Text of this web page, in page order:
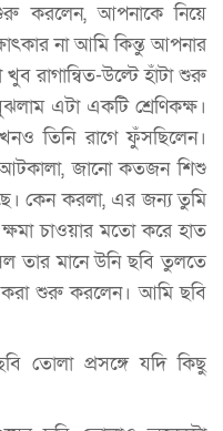
করলেন, আপনাকে নিয়ে
না আমি কিন্তু আপনার
রাগান্বিত-উল্টে হাঁটা শুরু
এটা একটি শ্রেণিকক্ষ।
তিনি রাগে ফুঁসছিলেন।
জানো কতজন শিশু
কেন করলা, এর জন্য তুমি
চাওয়ার মতো করে হাত
তার মানে উনি ছবি তুলতে
করা শুরু করলেন। আমি ছবি
তোলা প্রসঙ্গে যদি কিছু